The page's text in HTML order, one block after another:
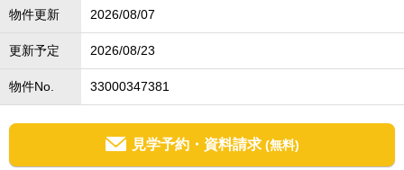
物件更新 2026/08/07
更新予定 2026/08/23
物件No. 33000347381
見学予約・資料請求 (無料)